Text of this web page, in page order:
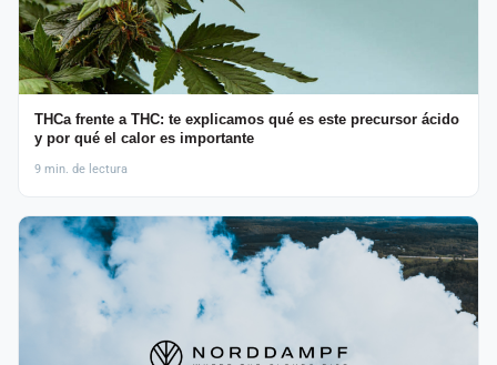
THCa frente a THC: te explicamos qué es este precursor ácido
y por qué el calor es importante
9 min. de lectura